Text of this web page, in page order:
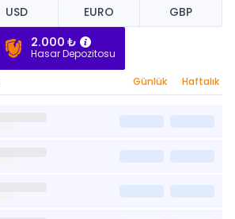
USD EURO
GBP
2.000 ₺
Hasar Depozitosu
Günlük Haftalık